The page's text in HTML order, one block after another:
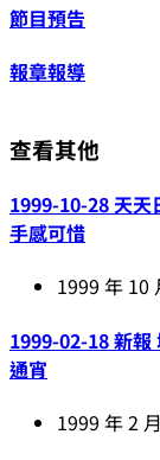
節目預告
報章報導
查看其他
1999-10-28 天天
手感可惜
1999 年 10
1999-02-18 新報
通宵
1999 年 2